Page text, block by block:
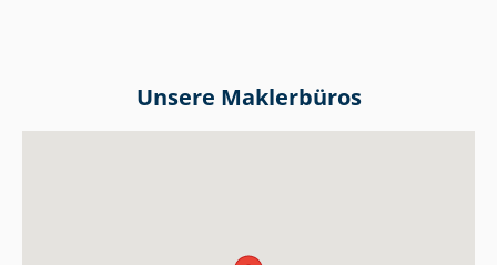
Unsere Maklerbüros